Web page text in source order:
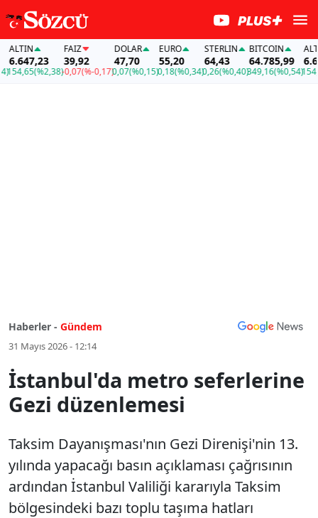
(%2,38)
FAİZ
39,92
-0,07(%-0,17)
DOLAR
47,70
0,07(%0,15)
EURO
55,20
0,18(%0,34)
STERLIN
64,43
0,26(%0,40)
BITCOIN
64.785,99
349,16(%0,54)
ALTIN
154,65
Haberler - Gündem
31 Mayıs 2026 - 12:14
İstanbul'da metro seferlerine
Gezi düzenlemesi
Taksim Dayanışması'nın Gezi Direnişi'nin 13.
yılında yapacağı basın açıklaması çağrısının
ardından İstanbul Valiliği kararıyla Taksim
bölgesindeki bazı toplu taşıma hatları